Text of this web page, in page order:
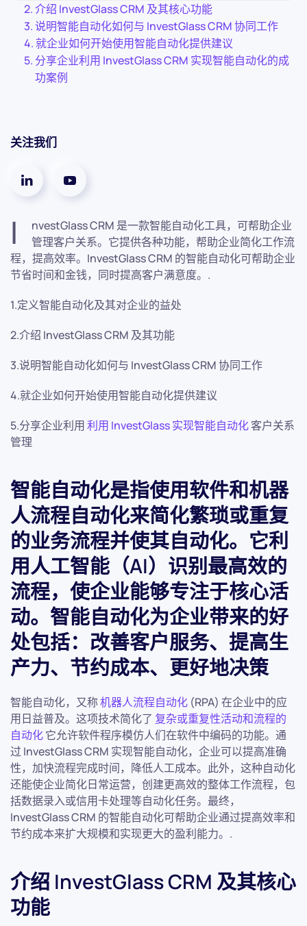
介绍 InvestGlass CRM 及其核心功能
说明智能自动化如何与 InvestGlass CRM 协同工作
就企业如何开始使用智能自动化提供建议
分享企业利用 InvestGlass CRM 实现智能自动化的成
功案例
关注我们
I
nvestGlass CRM 是一款智能自动化工具，可帮助企业
管理客户关系。它提供各种功能，帮助企业简化工作流
程，提高效率。InvestGlass CRM 的智能自动化可帮助企业
节省时间和金钱，同时提高客户满意度。.
1.定义智能自动化及其对企业的益处
2.介绍 InvestGlass CRM 及其功能
3.说明智能自动化如何与 InvestGlass CRM 协同工作
4.就企业如何开始使用智能自动化提供建议
5.分享企业利用利用 InvestGlass 实现智能自动化客户关系
管理
智能自动化是指使用软件和机器
人流程自动化来简化繁琐或重复
的业务流程并使其自动化。它利
用人工智能（AI）识别最高效的
流程，使企业能够专注于核心活
动。智能自动化为企业带来的好
处包括：改善客户服务、提高生
产力、节约成本、更好地决策
智能自动化，又称机器人流程自动化 (RPA) 在企业中的应
用日益普及。这项技术简化了 复杂或重复性活动和流程的
自动化它允许软件程序模仿人们在软件中编码的功能。通
过 InvestGlass CRM 实现智能自动化，企业可以提高准确
性，加快流程完成时间，降低人工成本。此外，这种自动化
还能使企业简化日常运营，创建更高效的整体工作流程，包
括数据录入或信用卡处理等自动化任务。最终，
InvestGlass CRM 的智能自动化可帮助企业通过提高效率和
节约成本来扩大规模和实现更大的盈利能力。.
介绍 InvestGlass CRM 及其核心
功能